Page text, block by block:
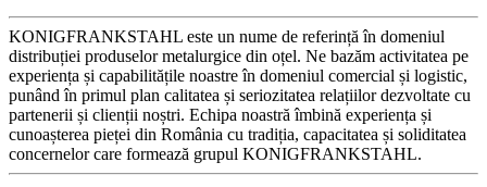
KONIGFRANKSTAHL este un nume de referință în domeniul
distribuției produselor metalurgice din oțel. Ne bazăm activitatea pe
experiența și capabilitățile noastre în domeniul comercial și logistic,
punând în primul plan calitatea și seriozitatea relațiilor dezvoltate cu
partenerii și clienții noștri. Echipa noastră îmbină experiența și
cunoașterea pieței din România cu tradiția, capacitatea și soliditatea
concernelor care formează grupul KONIGFRANKSTAHL.